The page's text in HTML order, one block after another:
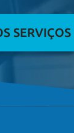
SERVIÇOS